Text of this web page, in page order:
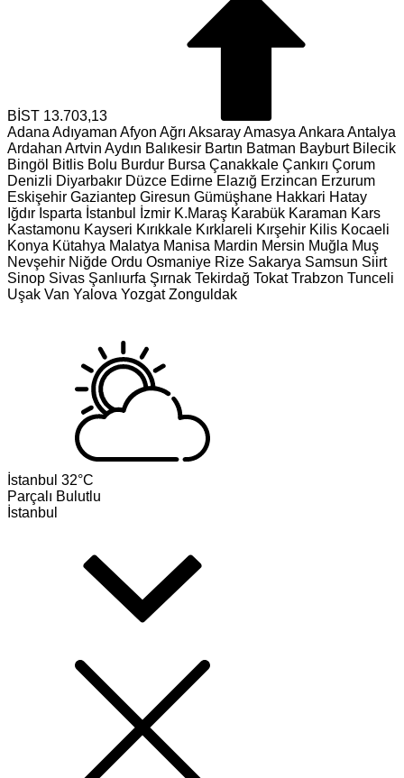
BİST 13.703,13
Adana Adıyaman Afyon Ağrı AksarayAmasya Ankara Antalya
Ardahan Artvin Aydın Balıkesir Bartın Batman Bayburt Bilecik
Bingöl Bitlis Bolu Burdur Bursa Çanakkale Çankırı Çorum
Denizli Diyarbakır Düzce Edirne Elazığ Erzincan Erzurum
Eskişehir Gaziantep Giresun Gümüşhane Hakkari Hatay
Iğdır Isparta İstanbul İzmir K.Maraş Karabük Karaman Kars
Kastamonu Kayseri Kırıkkale Kırklareli Kırşehir Kilis Kocaeli
Konya Kütahya Malatya Manisa Mardin Mersin Muğla Muş
Nevşehir Niğde Ordu Osmaniye Rize Sakarya Samsun Siirt
Sinop Sivas Şanlıurfa Şırnak Tekirdağ Tokat Trabzon Tunceli
Uşak Van Yalova Yozgat Zonguldak
İstanbul 32°C
Parçalı Bulutlu
İstanbul